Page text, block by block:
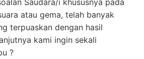
Saudara/i khususnya pada
atau gema, telah banyak
terpuaskan dengan hasil
kami ingin sekali
?